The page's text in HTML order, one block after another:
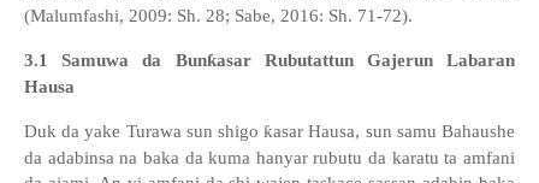
(Malumfashi, 2009: Sh. 28; Sabe, 2016: Sh. 71-72).
3.1Samuwa da Bunƙasar Rubutattun Gajerun Labaran
Hausa
Duk da yake Turawa sun shigo ƙasar Hausa, sun samu Bahaushe
da adabinsa na baka da kuma hanyar rubutu da karatu ta amfani